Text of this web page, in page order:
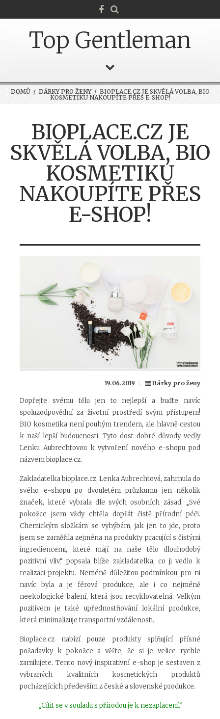
Top Gentleman
DOMŮ/ DÁRKY PRO ŽENY/ BIOPLACE.CZ JE SKVĚLÁ VOLBA, BIO
KOSMETIKU NAKOUPÍTE PŘES E-SHOP!
BIOPLACE.CZ JE
SKVĚLÁ VOLBA, BIO
KOSMETIKU
NAKOUPÍTE PŘES
E-SHOP!
19.06.2019 Dárky pro ženy
Dopřejte svému tělu jen to nejlepší a buďte navíc
spoluzodpovědní za životní prostředí svým přístupem!
BIO kosmetika není pouhým trendem, ale hlavně cestou
k naší lepší budoucnosti. Tyto dost dobré důvody vedly
Lenku Aubrechtovou k vytvoření nového e-shopu pod
názvembioplace.cz.
Zakladatelka bioplace.cz, Lenka Aubrechtová, zahrnula do
svého e-shopu po dvouletém průzkumu jen několik
značek, které vybrala dle svých osobních zásad: „Své
pokožce jsem vždy chtěla dopřát čistě přírodní péči.
Chemickým složkám se vyhýbám, jak jen to jde, proto
jsem se zaměřila zejména na produkty pracující s čistými
ingrediencemi, které mají na naše tělo dlouhodobý
pozitivní vliv,“ popsala blíže zakladatelka, co ji vedlo k
realizaci projektu. Neméně důležitou podmínkou pro ni
navíc byla a je férová produkce, ale i co nejméně
neekologické balení, která jsou recyklovatelná. Velkým
pozitivem je také upřednostňování lokální produkce,
která minimalizuje transportní vzdálenosti.
Bioplace.cz nabízí pouze produkty splňující přísné
požadavky k pokožce a věřte, že si je velice rychle
zamilujete. Tento nový inspirativní e-shop je sestaven z
vybraných kvalitních kosmetických produktů
pocházejících především z české a slovenské produkce.
„Cítit se v souladu s přírodou je k nezaplacení.“